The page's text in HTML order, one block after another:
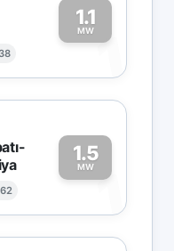
1.1
MW1
1.5
MW1